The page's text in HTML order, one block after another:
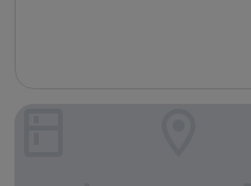
Bewertungen)